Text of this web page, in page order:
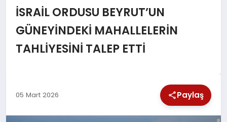
DÜNYA
EKONOMI
TEKNOLOJI
İSRAİL ORDUSU BEYRUT’UN
GÜNEYİNDEKİ MAHALLELERİN
TAHLİYESİNİ TALEP ETTİ
05 Mart 2026 Paylaş